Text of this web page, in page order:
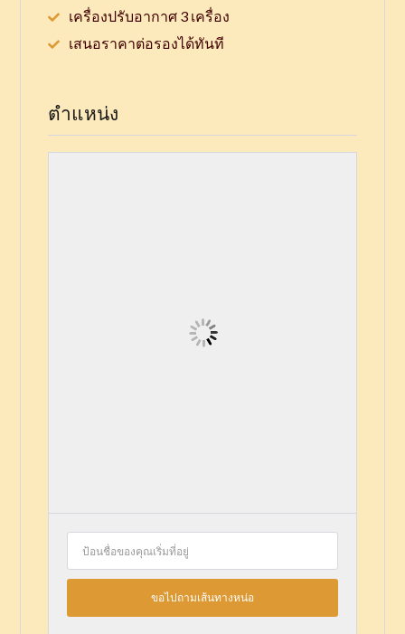
เครื่องปรับอากาศ 3 เครื่อง
เสนอราคาต่อรองได้ทันที
ตำแหน่ง